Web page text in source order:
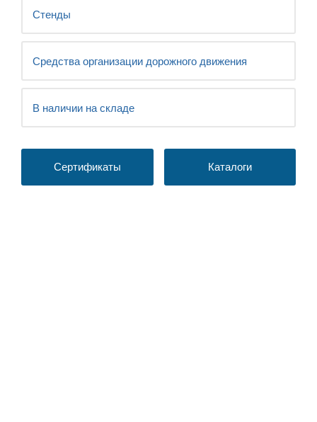
Стенды
Средства организации дорожного движения
В наличии на складе
Сертификаты Каталоги